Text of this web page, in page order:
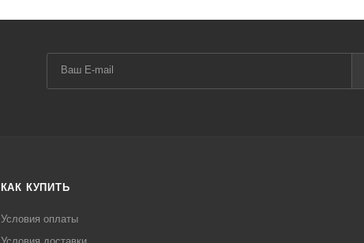
КАК КУПИТЬ
Условия оплаты